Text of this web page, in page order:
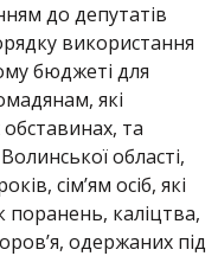
до депутатів
використання
бюджеті для
які
та
області,
сім’ям осіб, які
поранень, каліцтва,
одержаних під